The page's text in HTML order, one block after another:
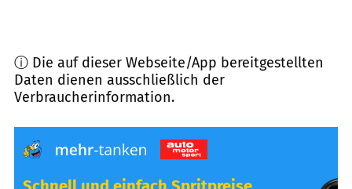
ⓘ Die auf dieser Webseite/App bereitgestellten
Daten dienen ausschließlich der
Verbraucherinformation.